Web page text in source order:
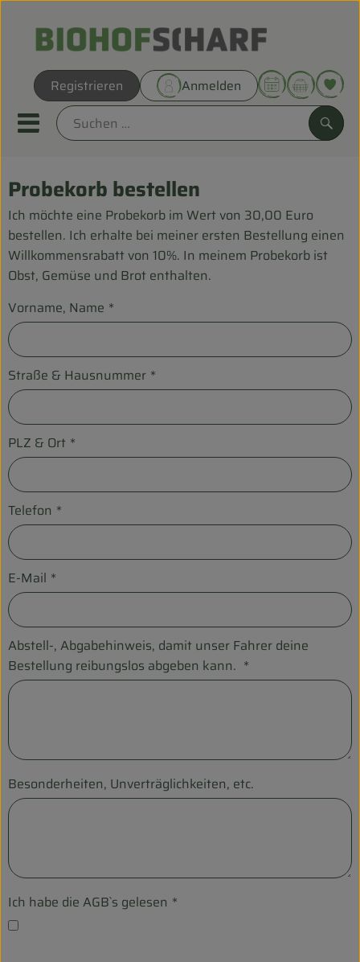
Registrieren Anmelden
Mobiles Menu öffnen oder
Direkt vom Hof
Biokörbe
THEMENWELTEN
UNSERE BIOKÖRBE
Entspannt durch die FERIEN
Kühltheke
Vorratskammer
Getränke
Kosmetik
Haus & Garten
Biohof erleben
Pferdepension & Reitbetrieb
Firmenkunden
Probekorb bestellen
Ich möchte eine Probekorb im Wert von 30,00 Euro
bestellen. Ich erhalte bei meiner ersten Bestellung einen
Willkommensrabatt von 10%. In meinem Probekorb ist
Obst, Gemüse und Brot enthalten.
Vorname, Name *
Straße & Hausnummer *
PLZ & Ort *
Telefon *
E-Mail *
Abstell-, Abgabehinweis, damit unser Fahrer deine
Bestellung reibungslos abgeben kann. *
Besonderheiten, Unverträglichkeiten, etc.
Ich habe die AGB`s gelesen *